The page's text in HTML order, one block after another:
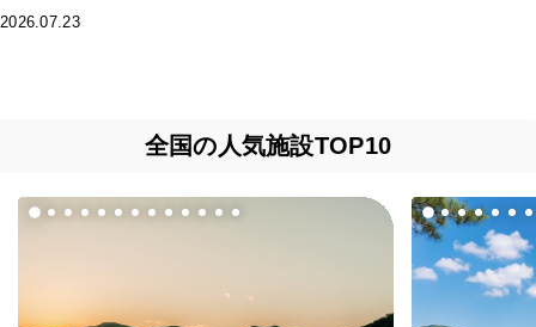
2026.07.23
全国の人気施設TOP10